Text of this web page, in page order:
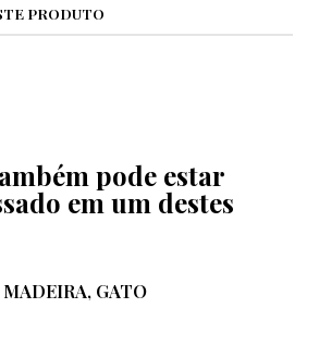
PRODUTO
pode estar
em um destes
GATO